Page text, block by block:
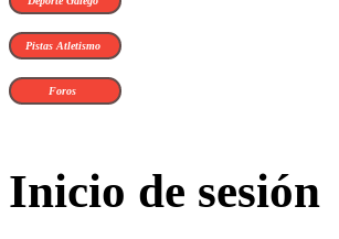
Pistas Atletismo
Foros
Inicio de sesión